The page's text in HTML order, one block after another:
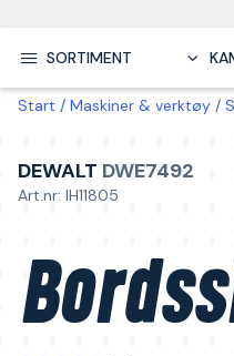
SORTIMENT
Start Maskiner & verktøy
DEWALT DWE7492
Art.nr: IH11805